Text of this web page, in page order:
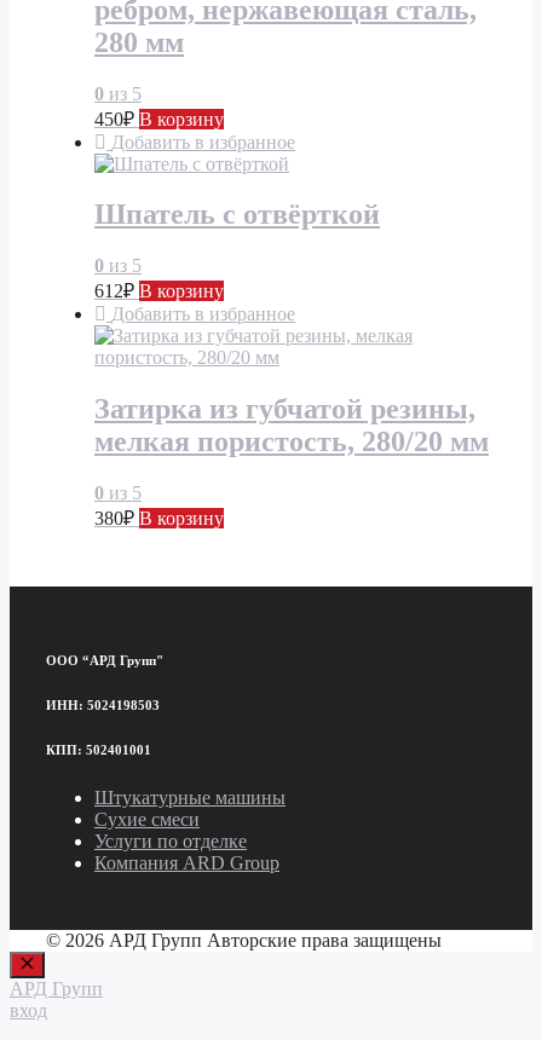
ребром, нержавеющая сталь,
280 мм
0 из 5
450₽ В корзину
Добавить в избранное
Шпатель с отвёрткой
0 из 5
612₽ В корзину
Добавить в избранное
Затирка из губчатой резины,
мелкая пористость, 280/20 мм
0 из 5
380₽ В корзину
ООО “АРД Групп"
ИНН: 5024198503
КПП: 502401001
Штукатурные машины
Сухие смеси
Услуги по отделке
Компания ARD Group
© 2026 АРД Групп Авторские права защищены
Закрыть
АРД Групп
вход